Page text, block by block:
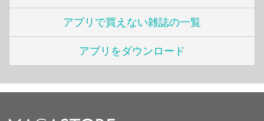
アプリで買えない雑誌の一覧
アプリをダウンロード